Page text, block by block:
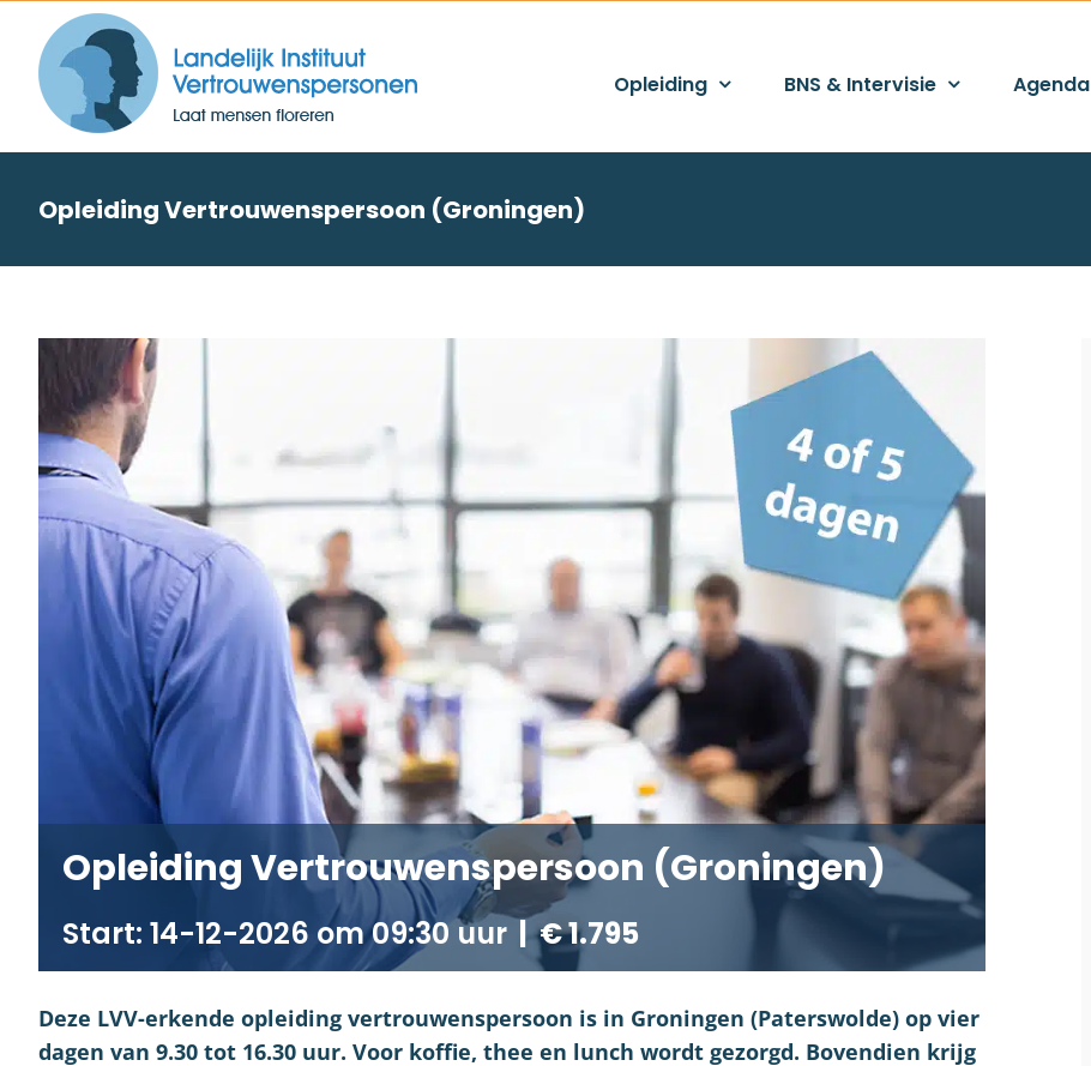
content
Opleiding BNS & Intervisie Agenda
Opleiding Vertrouwenspersoon (Groningen)
Opleiding Vertrouwenspersoon (Groningen)
14-12-2026 om 09:30 | € 1.795
Deze LVV-erkende opleiding vertrouwenspersoon is in Groningen (Paterswolde) op vier
dagen van 9.30 tot 16.30 uur. Voor koffie, thee en lunch wordt gezorgd. Bovendien krijg